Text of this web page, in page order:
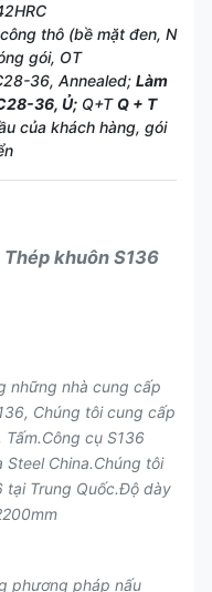
thô (bề mặt đen, N
gói, OT
36, Annealed; Làm
36, Ủ; Q+T Q + T
của khách hàng, gói
khuôn S136
những nhà cung cấp
Chúng tôi cung cấp
cụ S136
China.Chúng tôi
tại Trung Quốc.Độ dày
phương pháp nấu